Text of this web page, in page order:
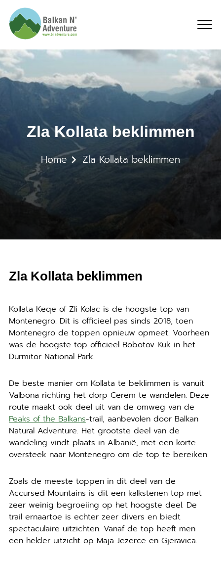
Zla Kollata beklimmen
Zla Kollata beklimmen
Home Zla Kollata beklimmen
Zla Kollata beklimmen
Kollata Keqe of Zli Kolac is de hoogste top van
Montenegro. Dit is officieel pas sinds 2018, toen
Montenegro de toppen opnieuw opmeet. Voorheen
was de hoogste top officieel Bobotov Kuk in het
Durmitor National Park.
De beste manier om Kollata te beklimmen is vanuit
Valbona richting het dorp Cerem te wandelen. Deze
route maakt ook deel uit van de omweg van de
Peaks of the Balkans-trail, aanbevolen door Balkan
Natural Adventure. Het grootste deel van de
wandeling vindt plaats in Albanië, met een korte
oversteek naar Montenegro om de top te bereiken.
Zoals de meeste toppen in dit deel van de
Accursed Mountains is dit een kalkstenen top met
zeer weinig begroeiing op het hoogste deel. De
trail ernaartoe is echter zeer divers en biedt
spectaculaire uitzichten. Vanaf de top heeft men
een helder uitzicht op Maja Jezerce en Gjeravica.